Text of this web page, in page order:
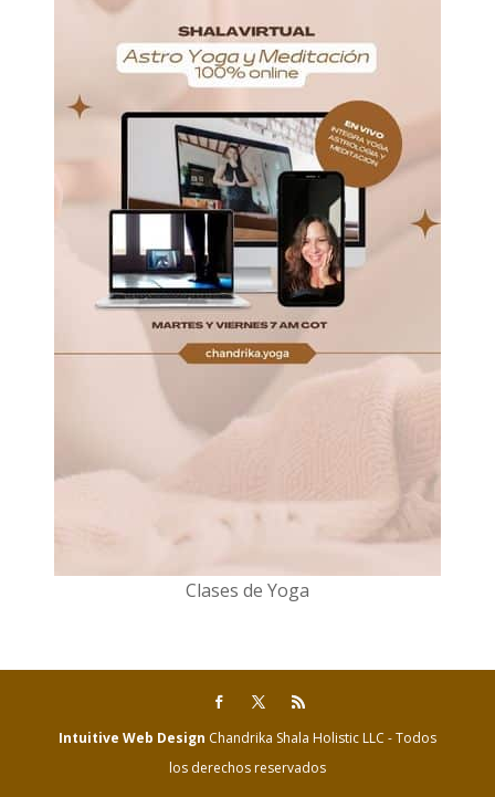
Clases de Yoga
Intuitive Web Design Chandrika Shala Holistic LLC - Todos
los derechos reservados